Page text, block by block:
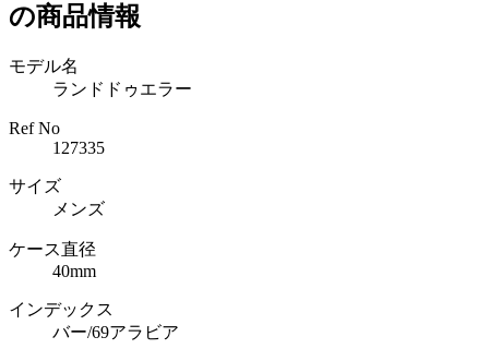
の商品情報
モデル名
ランドドゥエラー
Ref No
127335
サイズ
メンズ
ケース直径
40mm
インデックス
バー/69アラビア